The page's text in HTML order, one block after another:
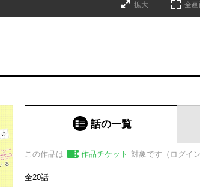
拡大 全画
話の一覧
この作品は 作品チケット 対象です（ログイ
全20話